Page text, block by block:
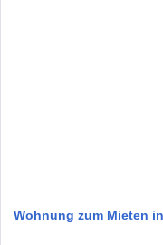
Wohnung zum Mieten